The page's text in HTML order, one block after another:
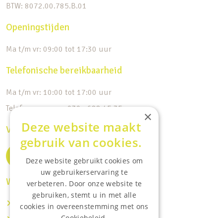
BTW: 8072.00.785.B.01
Openingstijden
Ma t/m vr: 09:00 tot 17:30 uur
Telefonische bereikbaarheid
Ma t/m vr: 10:00 tot 17:00 uur
Telefoonnummer: 030 - 688 45 35
Volg ons op de socials
Waar wij o.a actief zijn:
Makelaar IJsselstein
×
Deze website maakt
gebruik van cookies.
Deze website gebruikt cookies om
uw gebruikerservaring te
verbeteren. Door onze website te
gebruiken, stemt u in met alle
cookies in overeenstemming met ons